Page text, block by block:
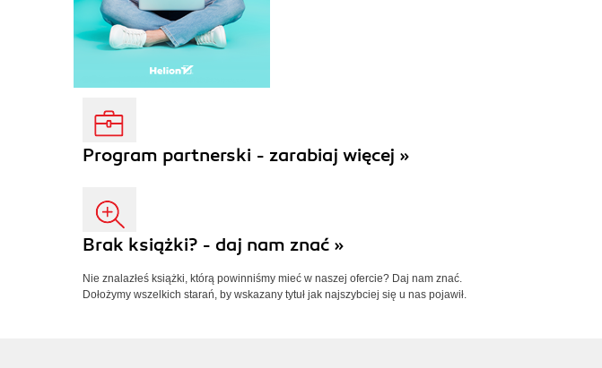
Program partnerski - zarabiaj więcej »
Brak książki? - daj nam znać »
Nie znalazłeś książki, którą powinniśmy mieć w naszej ofercie? Daj nam znać.
Dołożymy wszelkich starań, by wskazany tytuł jak najszybciej się u nas pojawił.